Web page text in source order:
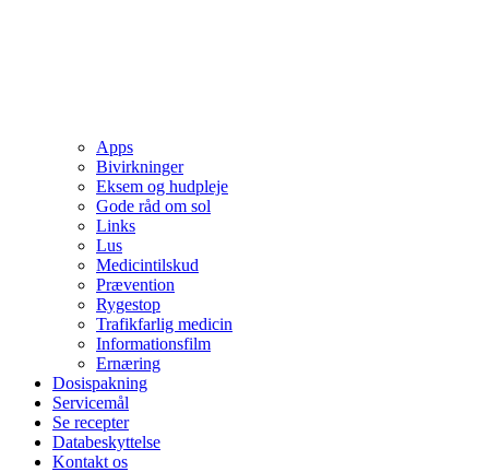
Apps
Bivirkninger
Eksem og hudpleje
Gode råd om sol
Links
Lus
Medicintilskud
Prævention
Rygestop
Trafikfarlig medicin
Informationsfilm
Ernæring
Dosispakning
Servicemål
Se recepter
Databeskyttelse
Kontakt os